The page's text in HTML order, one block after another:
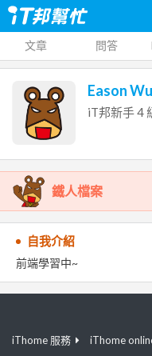
文章 問答
Eason Wu
iT邦新手4
鐵人檔案
自我介紹
前端學習中~
iThome 服務 iThome